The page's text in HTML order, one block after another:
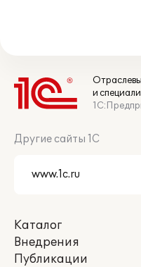
и
Другие сайты 1С
Каталог
Внедрения
Публикации